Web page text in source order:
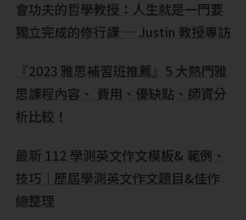
會功夫的哲學教授：人生就是一門要
獨立完成的修行課 ─ Justin 教授專訪
『2023 雅思補習班推薦』5 大熱門雅
思課程內容、 費用、優缺點、師資分
析比較！
最新 112 學測英文作文模板& 範例、
技巧｜歷屆學測英文作文題目&佳作
總整理